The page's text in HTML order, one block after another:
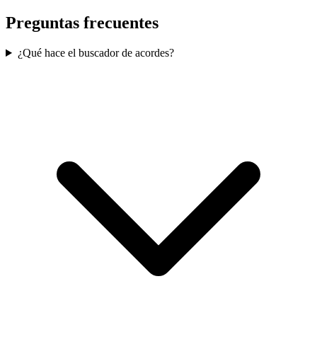
Preguntas frecuentes
¿Qué hace el buscador de acordes?